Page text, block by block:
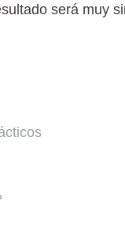
será muy